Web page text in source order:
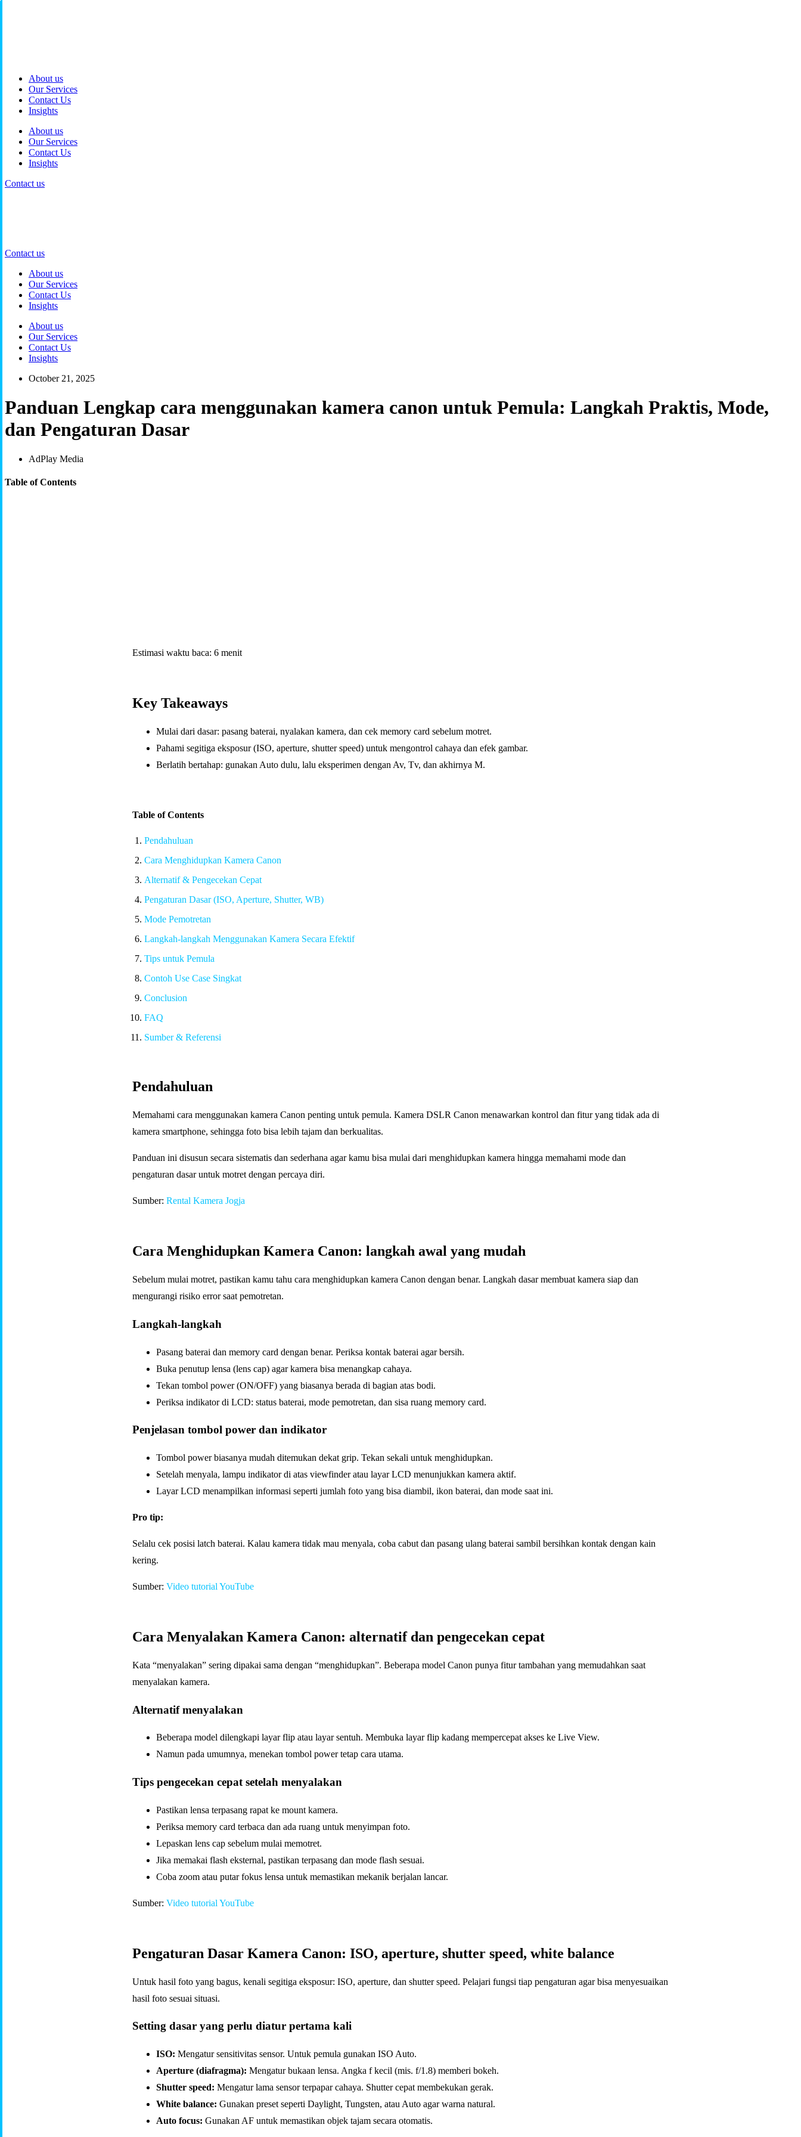
About us
Our Services
Contact Us
Insights
About us
Our Services
Contact Us
Insights
Contact us
Contact us
About us
Our Services
Contact Us
Insights
About us
Our Services
Contact Us
Insights
October 21, 2025
Panduan Lengkap cara menggunakan kamera canon untuk Pemula: Langkah Praktis, Mode,
dan Pengaturan Dasar
AdPlay Media
Table of Contents
Estimasi waktu baca: 6 menit
Key Takeaways
Mulai dari dasar: pasang baterai, nyalakan kamera, dan cek memory card sebelum motret.
Pahami segitiga eksposur (ISO, aperture, shutter speed) untuk mengontrol cahaya dan efek gambar.
Berlatih bertahap: gunakan Auto dulu, lalu eksperimen dengan Av, Tv, dan akhirnya M.
Table of Contents
Pendahuluan
Cara Menghidupkan Kamera Canon
Alternatif & Pengecekan Cepat
Pengaturan Dasar (ISO, Aperture, Shutter, WB)
Mode Pemotretan
Langkah-langkah Menggunakan Kamera Secara Efektif
Tips untuk Pemula
Contoh Use Case Singkat
Conclusion
FAQ
Sumber & Referensi
Pendahuluan
Memahami cara menggunakan kamera Canon penting untuk pemula. Kamera DSLR Canon menawarkan kontrol dan fitur yang tidak ada di
kamera smartphone, sehingga foto bisa lebih tajam dan berkualitas.
Panduan ini disusun secara sistematis dan sederhana agar kamu bisa mulai dari menghidupkan kamera hingga memahami mode dan
pengaturan dasar untuk motret dengan percaya diri.
Sumber: Rental Kamera Jogja
Cara Menghidupkan Kamera Canon: langkah awal yang mudah
Sebelum mulai motret, pastikan kamu tahu cara menghidupkan kamera Canon dengan benar. Langkah dasar membuat kamera siap dan
mengurangi risiko error saat pemotretan.
Langkah-langkah
Pasang baterai dan memory card dengan benar. Periksa kontak baterai agar bersih.
Buka penutup lensa (lens cap) agar kamera bisa menangkap cahaya.
Tekan tombol power (ON/OFF) yang biasanya berada di bagian atas bodi.
Periksa indikator di LCD: status baterai, mode pemotretan, dan sisa ruang memory card.
Penjelasan tombol power dan indikator
Tombol power biasanya mudah ditemukan dekat grip. Tekan sekali untuk menghidupkan.
Setelah menyala, lampu indikator di atas viewfinder atau layar LCD menunjukkan kamera aktif.
Layar LCD menampilkan informasi seperti jumlah foto yang bisa diambil, ikon baterai, dan mode saat ini.
Pro tip:
Selalu cek posisi latch baterai. Kalau kamera tidak mau menyala, coba cabut dan pasang ulang baterai sambil bersihkan kontak dengan kain
kering.
Sumber: Video tutorial YouTube
Cara Menyalakan Kamera Canon: alternatif dan pengecekan cepat
Kata “menyalakan” sering dipakai sama dengan “menghidupkan”. Beberapa model Canon punya fitur tambahan yang memudahkan saat
menyalakan kamera.
Alternatif menyalakan
Beberapa model dilengkapi layar flip atau layar sentuh. Membuka layar flip kadang mempercepat akses ke Live View.
Namun pada umumnya, menekan tombol power tetap cara utama.
Tips pengecekan cepat setelah menyalakan
Pastikan lensa terpasang rapat ke mount kamera.
Periksa memory card terbaca dan ada ruang untuk menyimpan foto.
Lepaskan lens cap sebelum mulai memotret.
Jika memakai flash eksternal, pastikan terpasang dan mode flash sesuai.
Coba zoom atau putar fokus lensa untuk memastikan mekanik berjalan lancar.
Sumber: Video tutorial YouTube
Pengaturan Dasar Kamera Canon: ISO, aperture, shutter speed, white balance
Untuk hasil foto yang bagus, kenali segitiga eksposur: ISO, aperture, dan shutter speed. Pelajari fungsi tiap pengaturan agar bisa menyesuaikan
hasil foto sesuai situasi.
Setting dasar yang perlu diatur pertama kali
ISO: Mengatur sensitivitas sensor. Untuk pemula gunakan ISO Auto.
Aperture (diafragma): Mengatur bukaan lensa. Angka f kecil (mis. f/1.8) memberi bokeh.
Shutter speed: Mengatur lama sensor terpapar cahaya. Shutter cepat membekukan gerak.
White balance: Gunakan preset seperti Daylight, Tungsten, atau Auto agar warna natural.
Auto focus: Gunakan AF untuk memastikan objek tajam secara otomatis.